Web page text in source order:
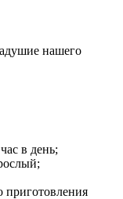
нашего
в день;
приготовления